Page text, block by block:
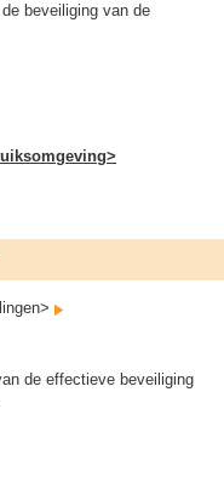
beveiliging van de
de effectieve beveiliging